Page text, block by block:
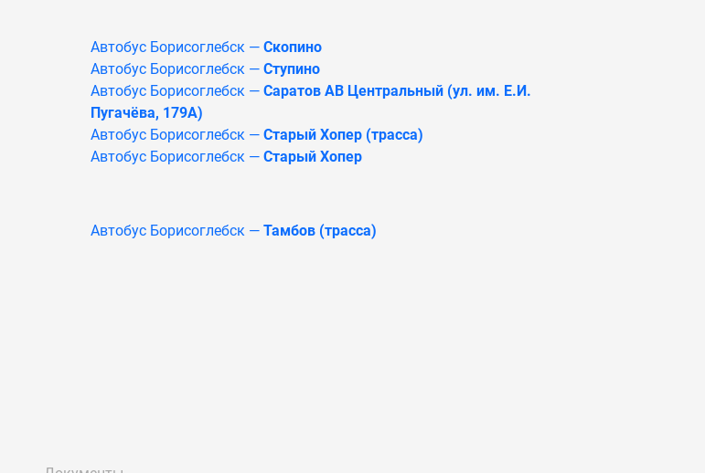
Автобус Борисоглебск — Скопино
Автобус Борисоглебск — Ступино
Автобус Борисоглебск — Саратов АВ Центральный (ул. им. Е.И.
Пугачёва, 179А)
Автобус Борисоглебск — Старый Хопер (трасса)
Автобус Борисоглебск — Старый Хопер
Автобус Борисоглебск — Тамбов (трасса)